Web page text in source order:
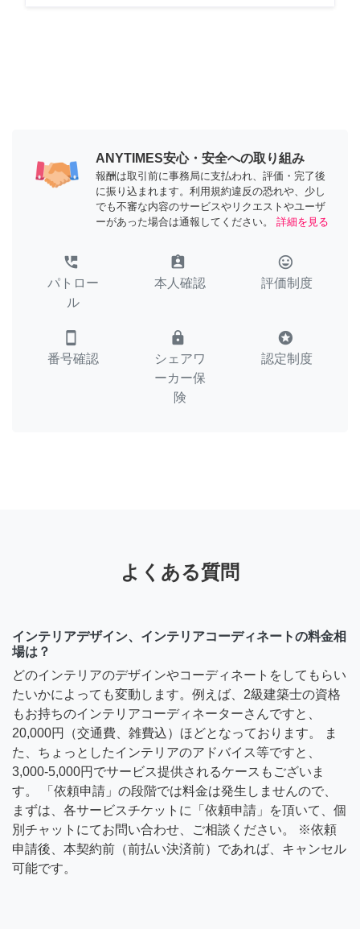
ANYTIMES安心・安全への取り組み
報酬は取引前に事務局に支払われ、評価・完了後
に振り込まれます。利用規約違反の恐れや、少し
でも不審な内容のサービスやリクエストやユーザ
ーがあった場合は通報してください。
詳細を見る
perm_phone_msg
パトロー
ル
assignment_ind
本人確認
tag_faces
評価制度
smartphone
番号確認
lock
シェアワ
ーカー保
険
stars
認定制度
よくある質問
インテリアデザイン、インテリアコーディネートの料金相
場は？
どのインテリアのデザインやコーディネートをしてもらい
たいかによっても変動します。例えば、2級建築士の資格
もお持ちのインテリアコーディネーターさんですと、
20,000円（交通費、雑費込）ほどとなっております。 ま
た、ちょっとしたインテリアのアドバイス等ですと、
3,000-5,000円でサービス提供されるケースもございま
す。 「依頼申請」の段階では料金は発生しませんので、
まずは、各サービスチケットに「依頼申請」を頂いて、個
別チャットにてお問い合わせ、ご相談ください。 ※依頼
申請後、本契約前（前払い決済前）であれば、キャンセル
可能です。